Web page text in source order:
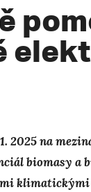
2025 na
biomasy a